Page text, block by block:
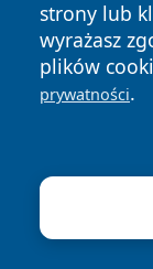
strony lub
wyrażasz
plików
prywatności.